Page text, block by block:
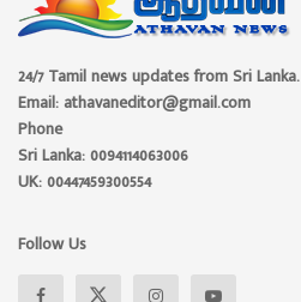
24/7 Tamil news updates from Sri Lanka.
Email: athavaneditor@gmail.com
Phone
Sri Lanka: 0094114063006
UK: 00447459300554
Follow Us